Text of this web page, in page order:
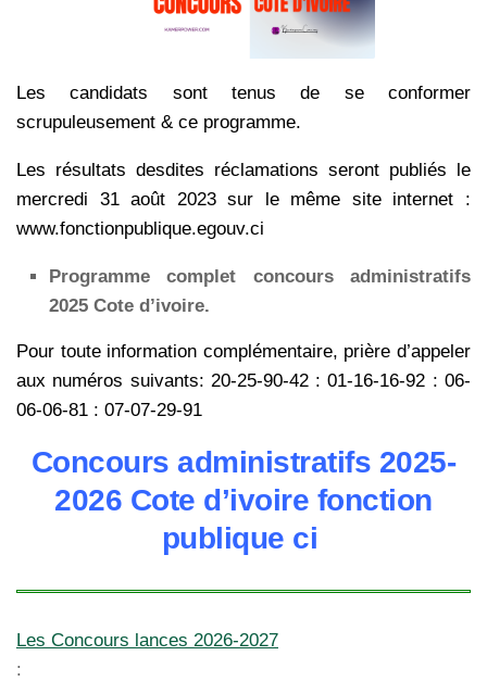
Les candidats sont tenus de se conformer
scrupuleusement & ce programme.
Les résultats desdites réclamations seront publiés le
mercredi 31 août 2023 sur le même site internet :
www.fonctionpublique.egouv.ci
Programme complet concours administratifs
2025 Cote d’ivoire.
Pour toute information complémentaire, prière d’appeler
aux numéros suivants: 20-25-90-42 : 01-16-16-92 : 06-
06-06-81 : 07-07-29-91
Concours administratifs 2025-
2026 Cote d’ivoire fonction
publique ci
Les Concours lances 2026-2027
: